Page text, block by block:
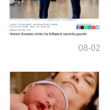
08-02